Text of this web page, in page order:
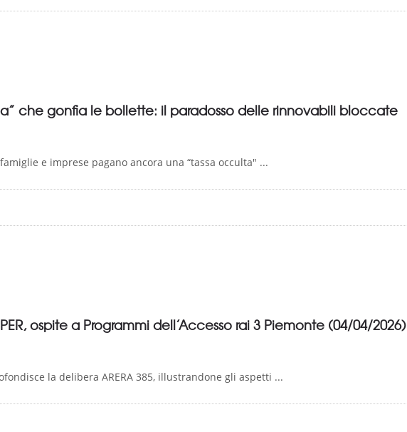
che gonfia le bollette: il paradosso delle rinnovabili bloccate
e imprese pagano ancora una “tassa occulta" ...
ospite a Programmi dell’Accesso rai 3 Piemonte (04/04/2026)
la delibera ARERA 385, illustrandone gli aspetti ...